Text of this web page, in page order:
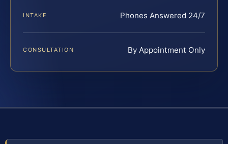
INTAKE Phones Answered 24/7
CONSULTATION By Appointment Only